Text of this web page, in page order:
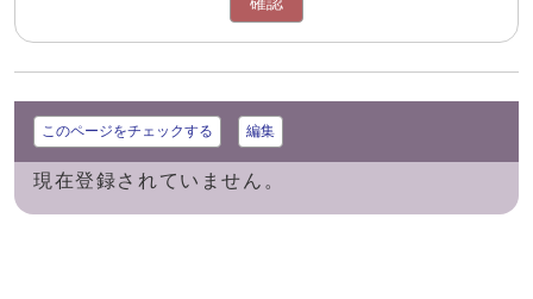
このページをチェックする 編集
現在登録されていません。